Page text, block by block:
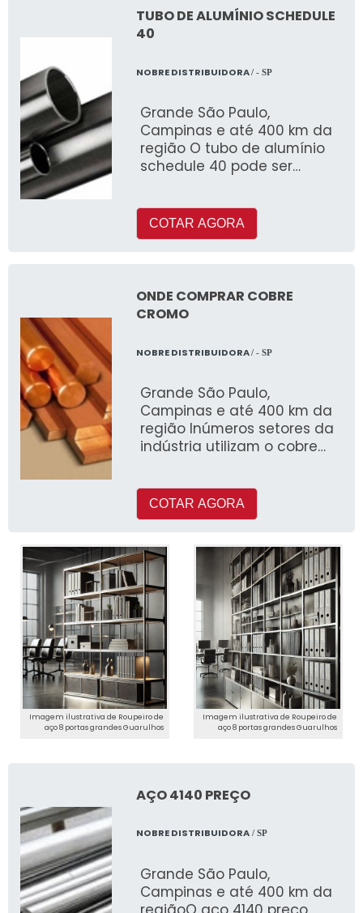
TUBO DE ALUMÍNIO SCHEDULE
40
NOBRE DISTRIBUIDORA/ - SP
Grande São Paulo,
Campinas e até 400 km da
região O tubo de alumínio
schedule 40 pode ser
COTAR AGORA
ONDE COMPRAR COBRE
CROMO
NOBRE DISTRIBUIDORA/ - SP
Grande São Paulo,
Campinas e até 400 km da
região Inúmeros setores da
indústria utilizam o cobre
COTAR AGORA
Imagem ilustrativa de Roupeiro de
aço 8 portas grandes Guarulhos
Imagem ilustrativa de Roupeiro de
aço 8 portas grandes Guarulhos
AÇO 4140 PREÇO
NOBRE DISTRIBUIDORA/ SP
Grande São Paulo,
Campinas e até 400 km da